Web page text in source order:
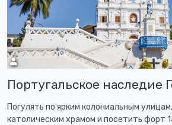
Португальское наследие
Погулять по ярким колониальным
католическим храмом и посетить форт